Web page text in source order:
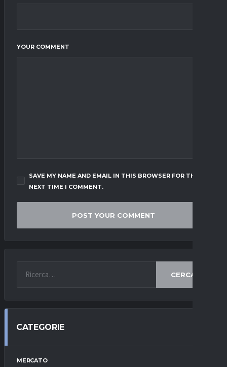
YOUR COMMENT
SAVE MY NAME AND EMAIL IN THIS BROWSER FOR THE
NEXT TIME I COMMENT.
CERCA
CATEGORIE
MERCATO